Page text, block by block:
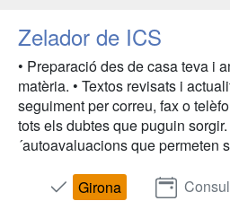
Zelador de ICS
• Preparació des de casa teva i
matèria. • Textos revisats i
seguiment per correu, fax o
tots els dubtes que puguin
´autoavaluacions que permeten
Girona